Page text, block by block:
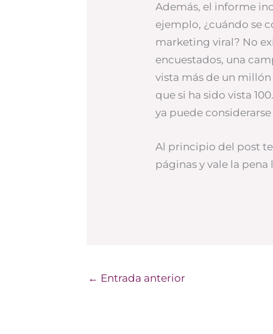
Además, el informe
ejemplo, ¿cuándo se
marketing viral? No
encuestados, una
vista más de un millón
que si ha sido vista
ya puede
Al principio del post
páginas y vale la pena
← Entrada anterior